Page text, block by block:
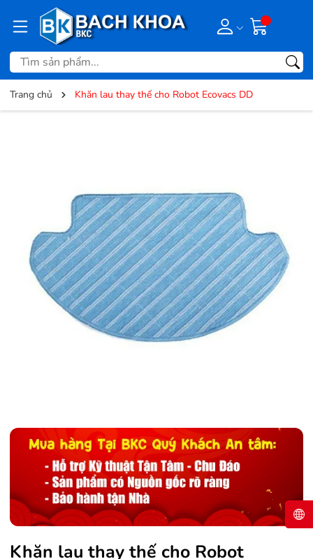
Trang chủ Khăn lau thay thế cho Robot Ecovacs DD
Khăn lau thay thế cho Robot